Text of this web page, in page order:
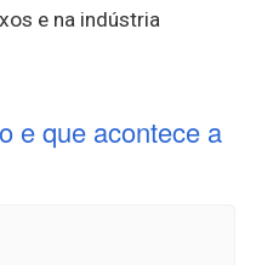
e na indústria
e que acontece a